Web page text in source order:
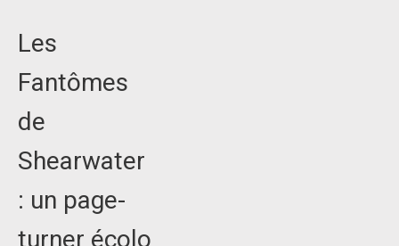
Les
Fantômes
de
Shearwater
: un page-
turner écolo